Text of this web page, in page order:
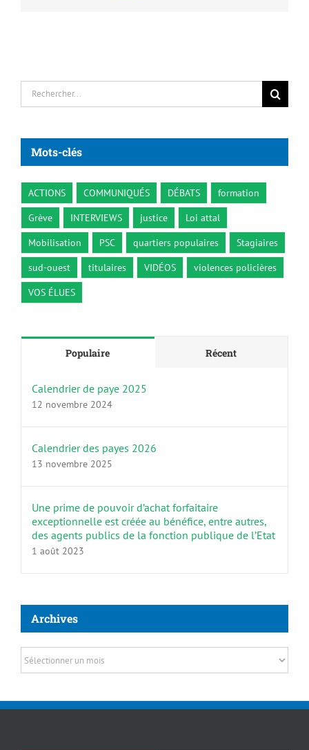
Rechercher:
Mots-clés
ACTIONS COMMUNIQUÉS DÉBATS
formation
Grève
INTERVIEWS justice
Loi attal
Mobilisation
PSC quartiers populaires
Stagiaires
sud-ouest
titulaires VIDÉOS
violences policières
VOS ÉLUES
Populaire Récent
Calendrier de paye 2025
12 novembre 2024
Calendrier des payes 2026
13 novembre 2025
Une prime de pouvoir d’achat forfaitaire
exceptionnelle est créée au bénéfice, entre autres,
des agents publics de la fonction publique de l’Etat
1 août 2023
Archives
Archives